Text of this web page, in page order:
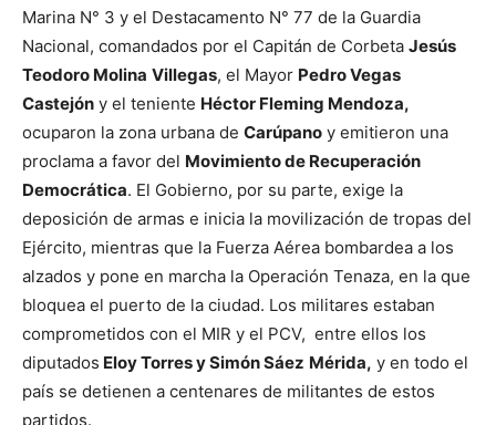
Marina N° 3 y el Destacamento N° 77 de la Guardia
Nacional, comandados por el Capitán de Corbeta Jesús
Teodoro Molina Villegas, el Mayor Pedro Vegas
Castejón y el teniente Héctor Fleming Mendoza,
ocuparon la zona urbana de Carúpano y emitieron una
proclama a favor del Movimiento de Recuperación
Democrática. El Gobierno, por su parte, exige la
deposición de armas e inicia la movilización de tropas del
Ejército, mientras que la Fuerza Aérea bombardea a los
alzados y pone en marcha la Operación Tenaza, en la que
bloquea el puerto de la ciudad. Los militares estaban
comprometidos con el MIR y el PCV, entre ellos los
diputados Eloy Torres y Simón Sáez Mérida, y en todo el
país se detienen a centenares de militantes de estos
partidos.